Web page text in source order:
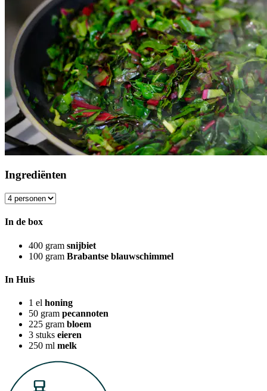
Ingrediënten
In de box
400 gram snijbiet
100 gram Brabantse blauwschimmel
In Huis
1 el honing
50 gram pecannoten
225 gram bloem
3 stuks eieren
250 ml melk